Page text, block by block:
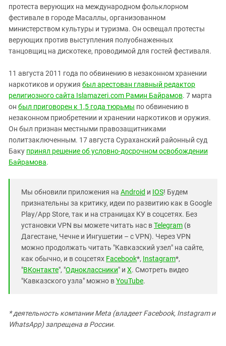
протеста верующих на международном фольклорном
фестивале в городе Масаллы, организованном
министерством культуры и туризма. Он освещал протесты
верующих против выступления полуобнаженных
танцовщиц на дискотеке, проводимой для гостей фестиваля.
11 августа 2011 года по обвинению в незаконном хранении
наркотиков и оружия был арестован главный редактор
религиозного сайта Islamazeri.com Рамин Байрамов. 7 марта
он был приговорен к 1,5 года тюрьмы по обвинению в
незаконном приобретении и хранении наркотиков и оружия.
Он был признан местными правозащитниками
политзаключенным. 17 августа Сураханский районный суд
Баку принял решение об условно-досрочном освобождении
Байрамова.
Мы обновили приложения на Android и IOS! Будем
признательны за критику, идеи по развитию как в Google
Play/App Store, так и на страницах КУ в соцсетях. Без
установки VPN вы можете читать нас вTelegram (в
Дагестане, Чечне и Ингушетии – с VPN). Через VPN
можно продолжать читать "Кавказский узел" на сайте,
как обычно, и в соцсетях Facebook*, Instagram*,
"ВКонтакте", "Одноклассники" и X. Смотреть видео
"Кавказского узла" можно вYouTube.
* деятельность компании Meta (владеет Facebook, Instagram и
WhatsApp) запрещена в России.